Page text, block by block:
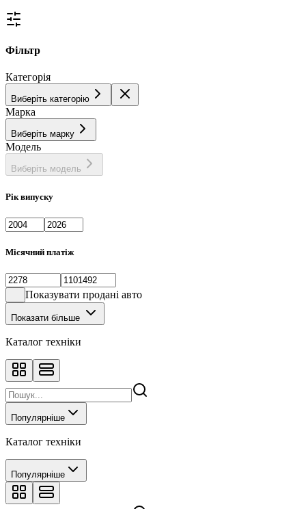
Фільтр
Категорія
Виберіть категорію
Марка
Виберіть марку
Модель
Виберіть модель
Рік випуску
Місячний платіж
Показувати продані авто
Показати більше
Каталог техніки
Популярніше
Каталог техніки
Популярніше